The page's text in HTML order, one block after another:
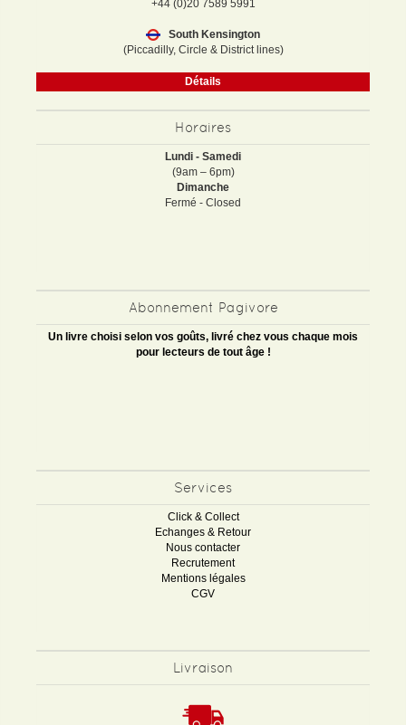
+44 (0)20 7589 5991
South Kensington
(Piccadilly, Circle & District lines)
Détails
Horaires
Lundi - Samedi
(9am – 6pm)
Dimanche
Fermé - Closed
Abonnement Pagivore
Un livre choisi selon vos goûts, livré chez vous chaque mois
pour lecteurs de tout âge !
Services
Click & Collect
Echanges & Retour
Nous contacter
Recrutement
Mentions légales
CGV
Livraison